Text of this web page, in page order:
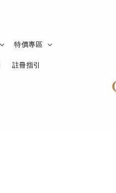
特價專區
註冊指引